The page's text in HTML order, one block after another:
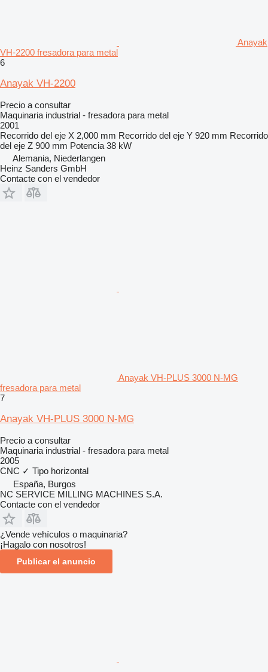
Anayak
VH-2200 fresadora para metal
6
Anayak VH-2200
Precio a consultar
Maquinaria industrial - fresadora para metal
2001
Recorrido del eje X 2,000 mm Recorrido del eje Y 920 mm Recorrido
del eje Z 900 mm Potencia 38 kW
Alemania, Niederlangen
Heinz Sanders GmbH
Contacte con el vendedor
Anayak VH-PLUS 3000 N-MG
fresadora para metal
7
Anayak VH-PLUS 3000 N-MG
Precio a consultar
Maquinaria industrial - fresadora para metal
2005
CNC ✓ Tipo horizontal
España, Burgos
NC SERVICE MILLING MACHINES S.A.
Contacte con el vendedor
¿Vende vehículos o maquinaria?
¡Hagalo con nosotros!
Publicar el anuncio